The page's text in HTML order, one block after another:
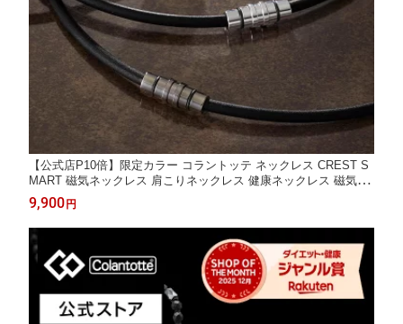
【公式店P10倍】限定カラー コラントッテ ネックレス CREST S
MART 磁気ネックレス 肩こりネックレス 健康ネックレス 磁気ア
クセサリー アクセサリー プレゼント ギフト 男性 女性 メンズ レ
ディース 自分 ご褒美
9,900円